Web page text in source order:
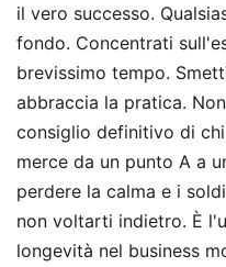
il vero successo.
fondo. Concentrati
brevissimo tempo.
abbraccia la pratica.
consiglio definitivo di
merce da un punto A a
perdere la calma e i
non voltarti indietro. È
longevità nel business